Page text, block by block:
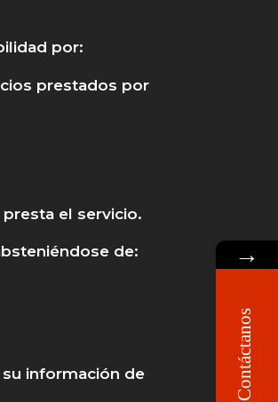
por:
prestados por
el servicio.
de:
información de
→
Contáctanos